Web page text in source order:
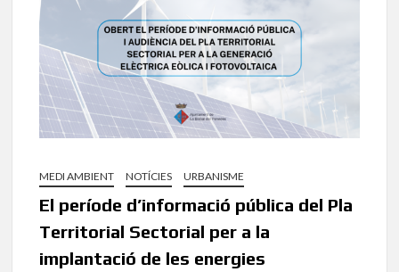
MEDI AMBIENT NOTÍCIES URBANISME
El període d’informació pública del Pla
Territorial Sectorial per a la
implantació de les energies